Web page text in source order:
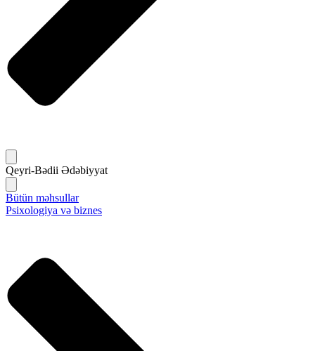
Qeyri-Bədii Ədəbiyyat
Bütün məhsullar
Psixologiya və biznes